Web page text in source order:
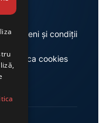
Termeni și condiții
Politica cookies